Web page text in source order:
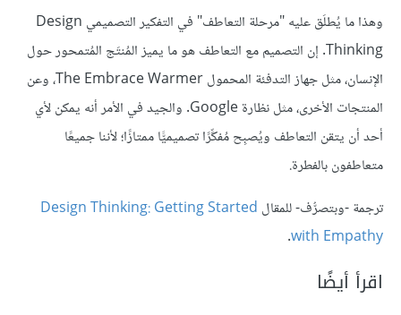
وهذا ما يُطلَق عليه "مرحلة التعاطف" في التفكير التصميمي Design
Thinking. إن التصميم مع التعاطف هو ما يميز المُنتَج المُتمحور حول
الإنسان، مثل جهاز التدفئة المحمول The Embrace Warmer، وعن
المنتجات الأخرى، مثل نظارة Google. والجيد في الأمر أنه يمكن لأي
أحد أن يتقن التعاطف ويُصبِح مُفكِّرًا تصميميًّا ممتازًا؛ لأننا جميعًا
متعاطفون بالفطرة.
ترجمة -وبتصرُّف- للمقال Design Thinking: Getting Started
with Empathy
.
اقرأ أيضًا